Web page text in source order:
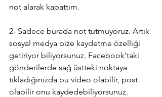
not alarak kapattım.
2- Sadece burada not tutmuyoruz. Artık
sosyal medya bize kaydetme özelliği
getiriyor biliyorsunuz. Facebook'taki
gönderilerde sağ üstteki noktaya
tıkladığınızda bu video olabilir, post
olabilir onu kaydedebiliyorsunuz.